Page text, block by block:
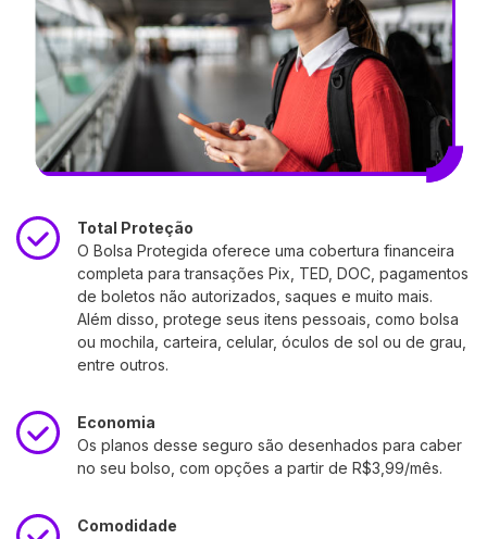
Total Proteção
O Bolsa Protegida oferece uma cobertura financeira
completa para transações Pix, TED, DOC, pagamentos
de boletos não autorizados, saques e muito mais.
Além disso, protege seus itens pessoais, como bolsa
ou mochila, carteira, celular, óculos de sol ou de grau,
entre outros.
Economia
Os planos desse seguro são desenhados para caber
no seu bolso, com opções a partir de R$3,99/mês.
Comodidade